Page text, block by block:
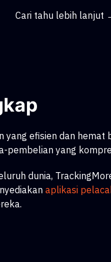
Cari tahu lebih lanjut
yang efisien dan hemat
pembelian yang
dunia,
aplikasi